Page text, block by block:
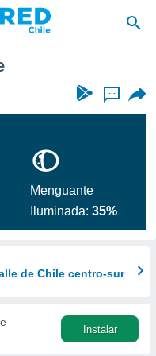
...
Menguante
Iluminada:35%
de Chile centro-sur
Instalar